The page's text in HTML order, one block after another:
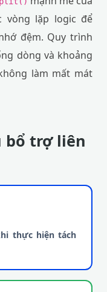
vòng lặp logic để
đệm. Quy trình
dòng và khoảng
làm mất mát
bổ trợ liên
thực hiện tách